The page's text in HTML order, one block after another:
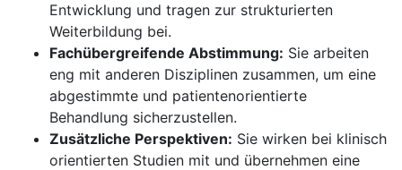
Entwicklung und tragen zur strukturierten
Weiterbildung bei.
Fachübergreifende Abstimmung: Sie arbeiten
eng mit anderen Disziplinen zusammen, um eine
abgestimmte und patientenorientierte
Behandlung sicherzustellen.
Zusätzliche Perspektiven: Sie wirken bei klinisch
orientierten Studien mit und übernehmen eine